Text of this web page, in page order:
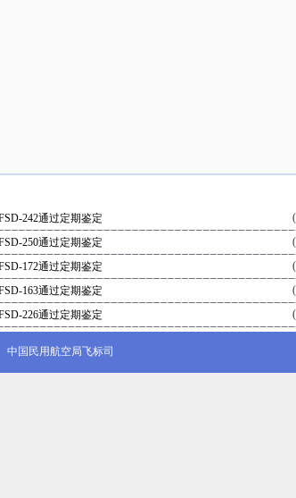
242通过定期鉴定
250通过定期鉴定
172通过定期鉴定
163通过定期鉴定
226通过定期鉴定
中国民用航空局飞标司